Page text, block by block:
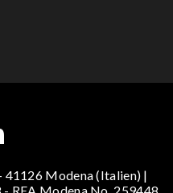
41126 Modena (Italien) |